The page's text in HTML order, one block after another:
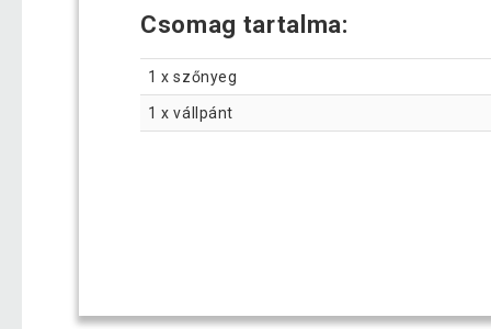
Csomag tartalma:
1 x szőnyeg
1 x vállpánt